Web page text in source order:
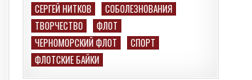
СЕРГЕЙ НИТКОВ
СОБОЛЕЗНОВАНИЯ
ТВОРЧЕСТВО
ФЛОТ
ЧЕРНОМОРСКИЙ ФЛОТ
СПОРТ
ФЛОТСКИЕ БАЙКИ